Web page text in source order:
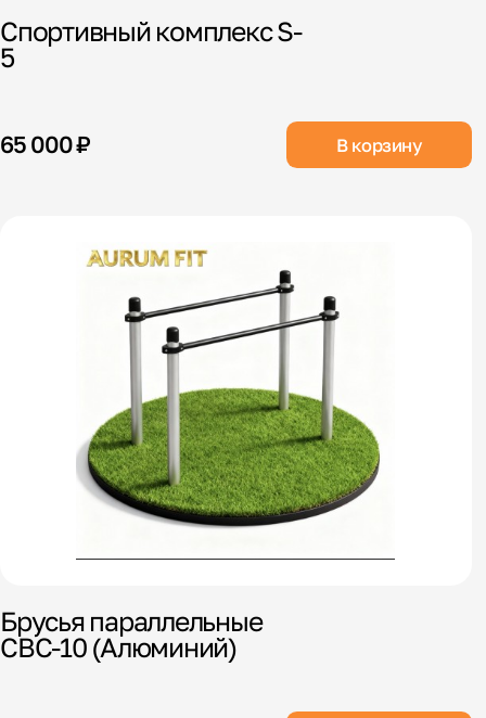
Спортивный комплекс S-
5
65 000 ₽ В корзину
Брусья параллельные
СВС-10 (Алюминий)